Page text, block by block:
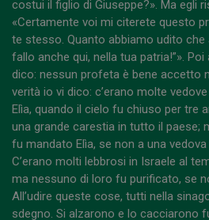
costui il figlio di Giuseppe?». Ma egli
«Certamente voi mi citerete questo
te stesso. Quanto abbiamo udito che
fallo anche qui, nella tua patria!”».
dico: nessun profeta è bene accetto
verità io vi dico: c’erano molte
Elìa, quando il cielo fu chiuso per tre
una grande carestia in tutto il paese;
fu mandato Elìa, se non a una
C’erano molti lebbrosi in Israele al
ma nessuno di loro fu purificato, se
All’udire queste cose, tutti nella
sdegno. Si alzarono e lo cacciarono